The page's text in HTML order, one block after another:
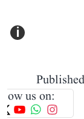
i
us on: